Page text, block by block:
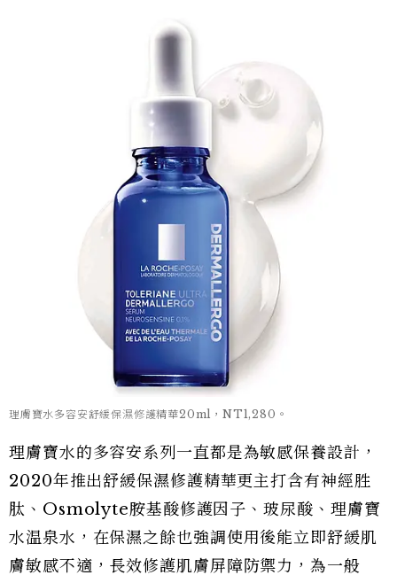
理膚寶水多容安舒緩保濕修護精華20ml，NT1,280。
理膚寶水的多容安系列一直都是為敏感保養設計，
2020年推出舒緩保濕修護精華更主打含有神經胜
肽、Osmolyte胺基酸修護因子、玻尿酸、理膚寶
水温泉水，在保濕之餘也強調使用後能立即舒緩肌
膚敏感不適，長效修護肌膚屏障防禦力，為一般